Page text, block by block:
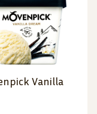
Vanilla